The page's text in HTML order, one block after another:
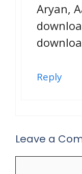
Aryan,
Reply
Leave a